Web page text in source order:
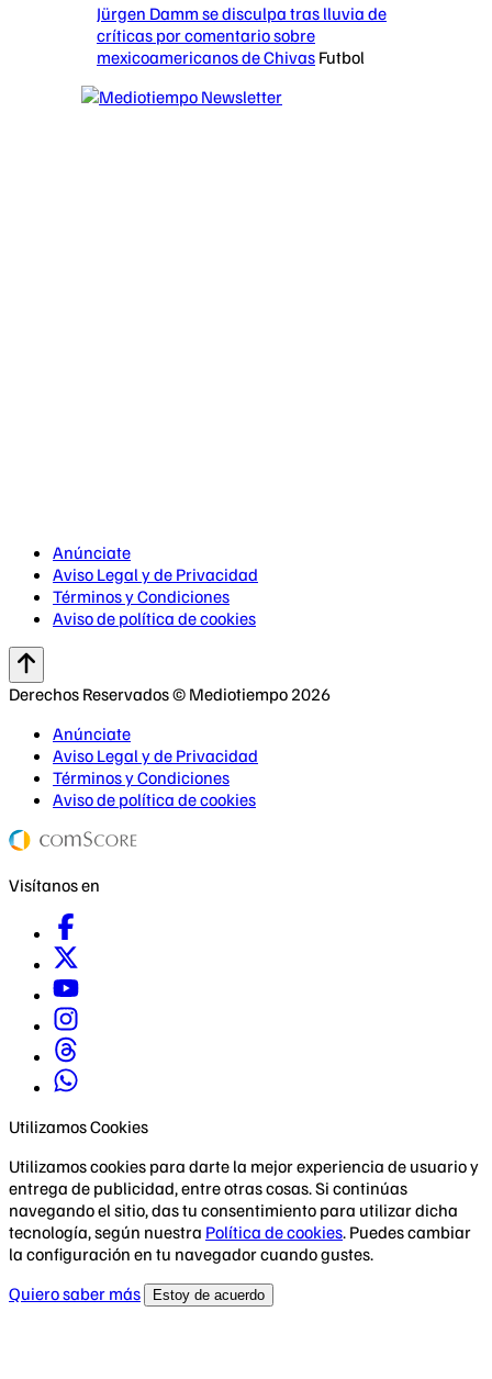
Jürgen Damm se disculpa tras lluvia de
críticas por comentario sobre
mexicoamericanos de Chivas Futbol
Anúnciate
Aviso Legal y de Privacidad
Términos y Condiciones
Aviso de política de cookies
Derechos Reservados © Mediotiempo 2026
Anúnciate
Aviso Legal y de Privacidad
Términos y Condiciones
Aviso de política de cookies
Visítanos en
Utilizamos Cookies
Utilizamos cookies para darte la mejor experiencia de usuario y
entrega de publicidad, entre otras cosas. Si continúas
navegando el sitio, das tu consentimiento para utilizar dicha
tecnología, según nuestra Política de cookies. Puedes cambiar
la configuración en tu navegador cuando gustes.
Quiero saber más
Estoy de acuerdo